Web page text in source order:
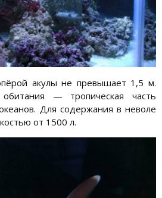
акулы не превышает 1,5 м.
обитания — тропическая часть
Для содержания в неволе
от 1500 л.